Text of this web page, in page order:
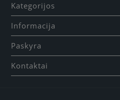
Kategorijos
Informacija
Paskyra
Kontaktai